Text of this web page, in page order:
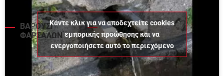
ΒΑΡΟΥΣΙ
ΦΑΡΣΑΛΩΝ
Κάντε κλικ για να αποδεχτείτε cookies
εμπορικής προώθησης και να
ενεργοποιήσετε αυτό το περιεχόμενο